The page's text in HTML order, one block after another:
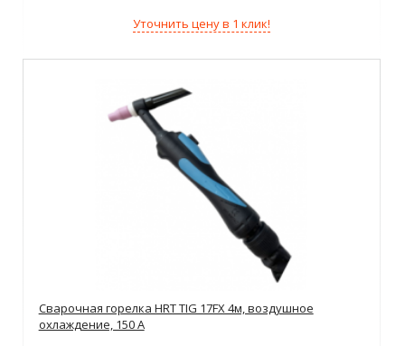
Уточнить цену в 1 клик!
Сварочная горелка HRT TIG 17FX 4м, воздушное
охлаждение, 150 А